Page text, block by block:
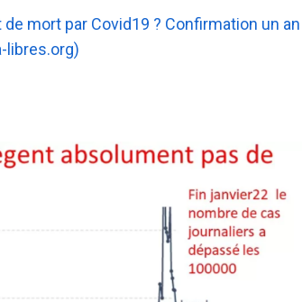
mort par Covid19 ? Confirmation un an
libres.org)